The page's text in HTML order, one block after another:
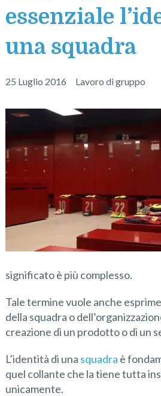
essenziale
una squadra
25 Luglio 2016 Lavoro di gruppo
significato è più complesso.
Tale termine vuole anche
della squadra o
creazione di un prodotto o di un
L’identità di una squadra è
quel collante che la tiene tutta
unicamente.